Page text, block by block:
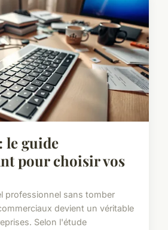
le guide
pour choisir vos
professionnel sans tomber
devient un véritable
Selon l'étude